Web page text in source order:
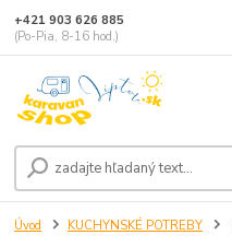
+421 903 626 885
(Po-Pia, 8-16 hod.)
Úvod KUCHYNSKÉ POTREBY